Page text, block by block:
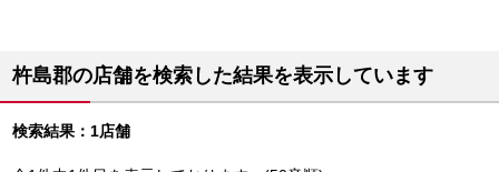
杵島郡の店舗を検索した結果を表示しています
検索結果：1店舗